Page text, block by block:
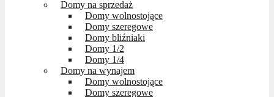
Domy na sprzedaż
Domy wolnostojące
Domy szeregowe
Domy bliźniaki
Domy 1/2
Domy 1/4
Domy na wynajem
Domy wolnostojące
Domy szeregowe